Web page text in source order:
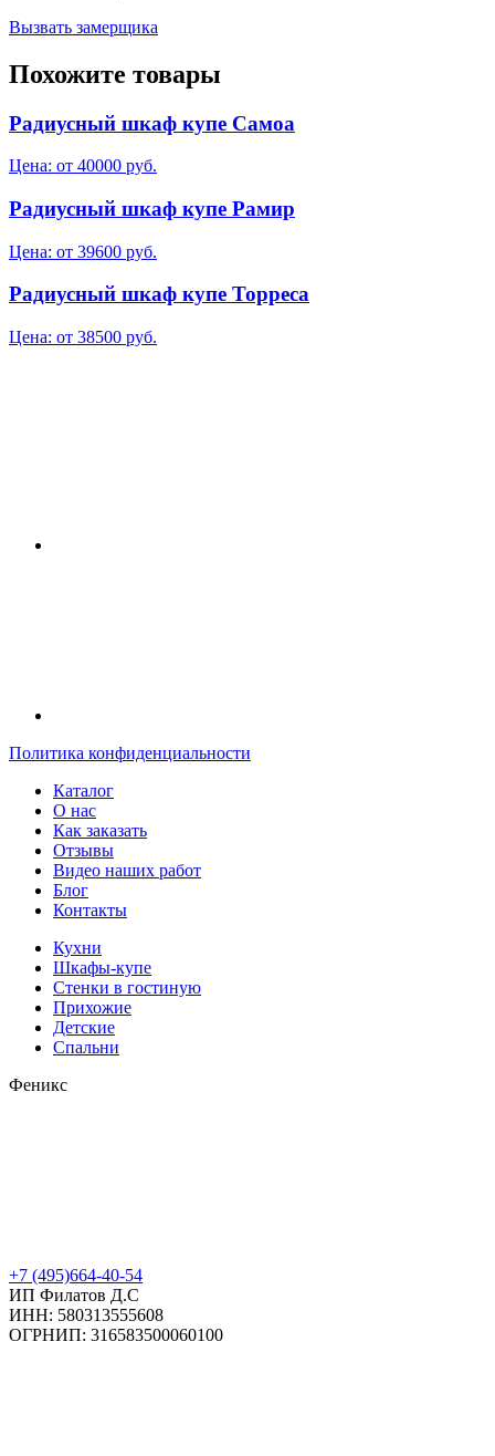
Вызвать замерщика
Похожите товары
Радиусный шкаф купе Самоа
Цена: от 40000 руб.
Радиусный шкаф купе Рамир
Цена: от 39600 руб.
Радиусный шкаф купе Торреса
Цена: от 38500 руб.
Политика конфиденциальности
Каталог
О нас
Как заказать
Отзывы
Видео наших работ
Блог
Контакты
Кухни
Шкафы-купе
Стенки в гостиную
Прихожие
Детские
Спальни
Феникс
+7 (495)664-40-54
ИП Филатов Д.С
ИНН: 580313555608
ОГРНИП: 316583500060100